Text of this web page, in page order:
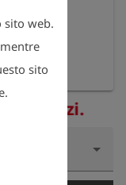
sito web.
sito
i prezzi.